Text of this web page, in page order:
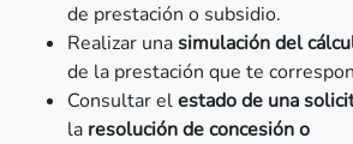
de prestación o subsidio.
Realizar unasimulación del
de la prestación que te
Consultar elestado de una
la resolución de concesión o